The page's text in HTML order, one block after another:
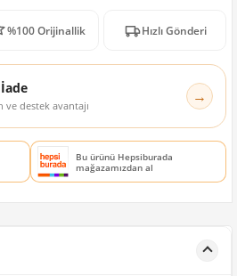
%100 Orijinallik Hızlı Gönderi
ve destek avantajı →
Bu ürünü Hepsiburada
mağazamızdan al